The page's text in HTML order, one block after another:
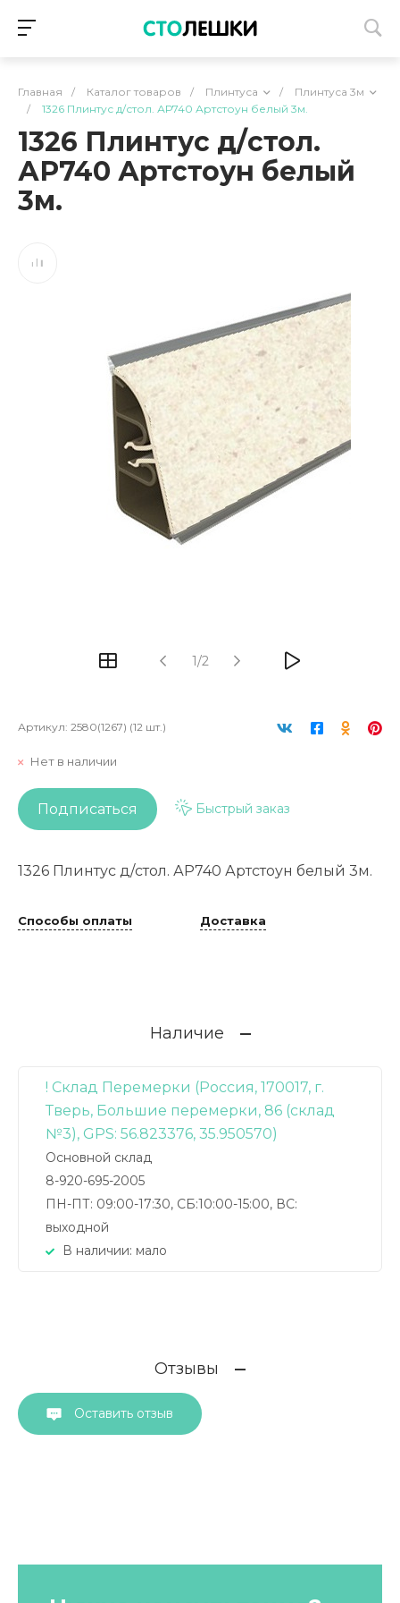
Главная / Каталог товаров / Плинтуса /
Плинтуса 3м
/
1326 Плинтус д/стол. АР740 Артстоун белый 3м.
1326 Плинтус д/стол.
АР740 Артстоун белый
3м.
1/2
Артикул: 2580(1267) (12 шт.)
Нет в наличии
Подписаться Быстрый заказ
1326 Плинтус д/стол. АР740 Артстоун белый 3м.
Способы оплаты Доставка
Наличие
! Склад Перемерки (Россия, 170017, г.
Тверь, Большие перемерки, 86 (склад
№3), GPS: 56.823376, 35.950570)
Основной склад
8-920-695-2005
ПН-ПТ: 09:00-17:30, СБ:10:00-15:00, ВС:
выходной
В наличии: мало
Отзывы
Оставить отзыв